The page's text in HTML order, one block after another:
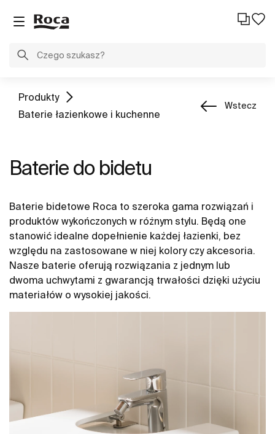
Produkty
Baterie łazienkowe i kuchenne
Wstecz
Baterie do bidetu
Baterie bidetowe Roca to szeroka gama rozwiązań i
produktów wykończonych w różnym stylu. Będą one
stanowić idealne dopełnienie każdej łazienki, bez
względu na zastosowane w niej kolory czy akcesoria.
Nasze baterie oferują rozwiązania z jednym lub
dwoma uchwytami z gwarancją trwałości dzięki użyciu
materiałów o wysokiej jakości.